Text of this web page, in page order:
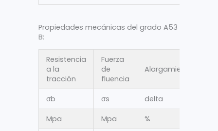
Propiedades mecánicas del grado A53
B:
Resistencia
a la
tracción
Fuerza
de
fluencia
Alargamiento
σb σs delta
Mpa Mpa %